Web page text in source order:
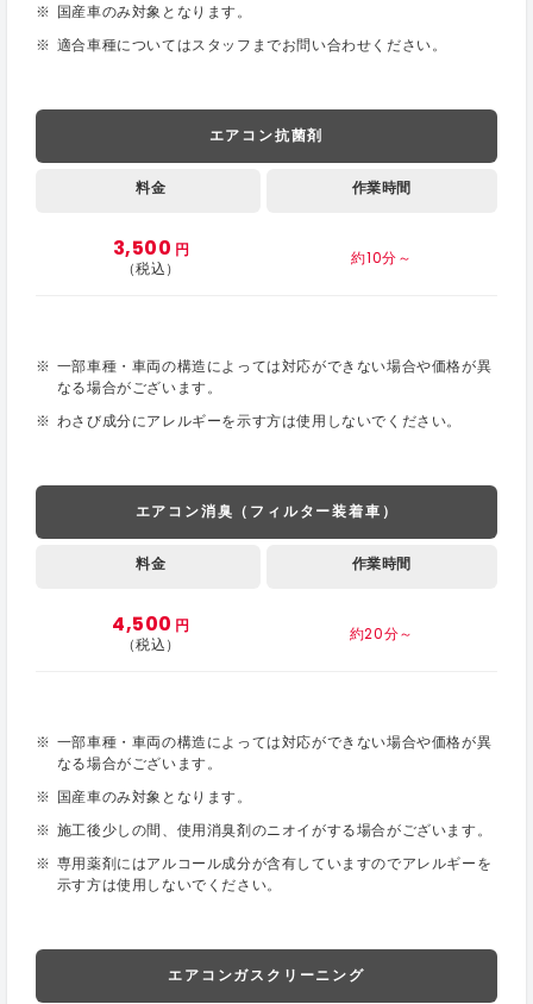
国産車のみ対象となります。
適合車種についてはスタッフまでお問い合わせください。
エアコン抗菌剤
料金 作業時間
3,500 円
（税込）
約10分～
一部車種・車両の構造によっては対応ができない場合や価格が異
なる場合がございます。
わさび成分にアレルギーを示す方は使用しないでください。
エアコン消臭（フィルター装着車）
料金 作業時間
4,500 円
（税込）
約20分～
一部車種・車両の構造によっては対応ができない場合や価格が異
なる場合がございます。
国産車のみ対象となります。
施工後少しの間、使用消臭剤のニオイがする場合がございます。
専用薬剤にはアルコール成分が含有していますのでアレルギーを
示す方は使用しないでください。
エアコンガスクリーニング